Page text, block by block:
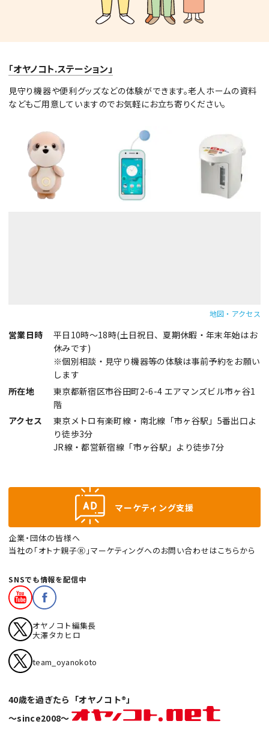
40歳を過ぎたら「オヤノコト®」
〜since2008〜
「オヤノコト.ステーション」
見守り機器や便利グッズなどの体験ができます。老人ホームの資料
などもご用意していますのでお気軽にお立ち寄りください。
地図・アクセス
営業日時
平日10時～18時(土日祝日、夏期休暇・年末年始はお
休みです)
※個別相談・見守り機器等の体験は事前予約をお願い
します
所在地
東京都新宿区市谷田町2-6-4 エアマンズビル市ヶ谷1
階
アクセス
東京メトロ有楽町線・南北線「市ヶ谷駅」5番出口よ
り徒歩3分
JR線・都営新宿線「市ヶ谷駅」より徒歩7分
マーケティング支援
企業・団体の皆様へ
当社の「オトナ親子Ⓡ」マーケティングへのお問い合わせはこちらから
SNSでも情報を配信中
オヤノコト編集長
大澤タカヒロ
team_oyanokoto